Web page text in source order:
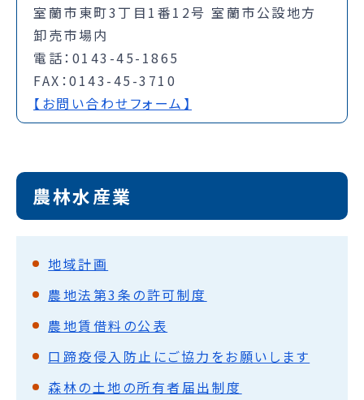
室蘭市東町3丁目1番12号 室蘭市公設地方
卸売市場内
電話：0143-45-1865
FAX：0143-45-3710
【お問い合わせフォーム】
農林水産業
地域計画
農地法第3条の許可制度
農地賃借料の公表
口蹄疫侵入防止にご協力をお願いします
森林の土地の所有者届出制度